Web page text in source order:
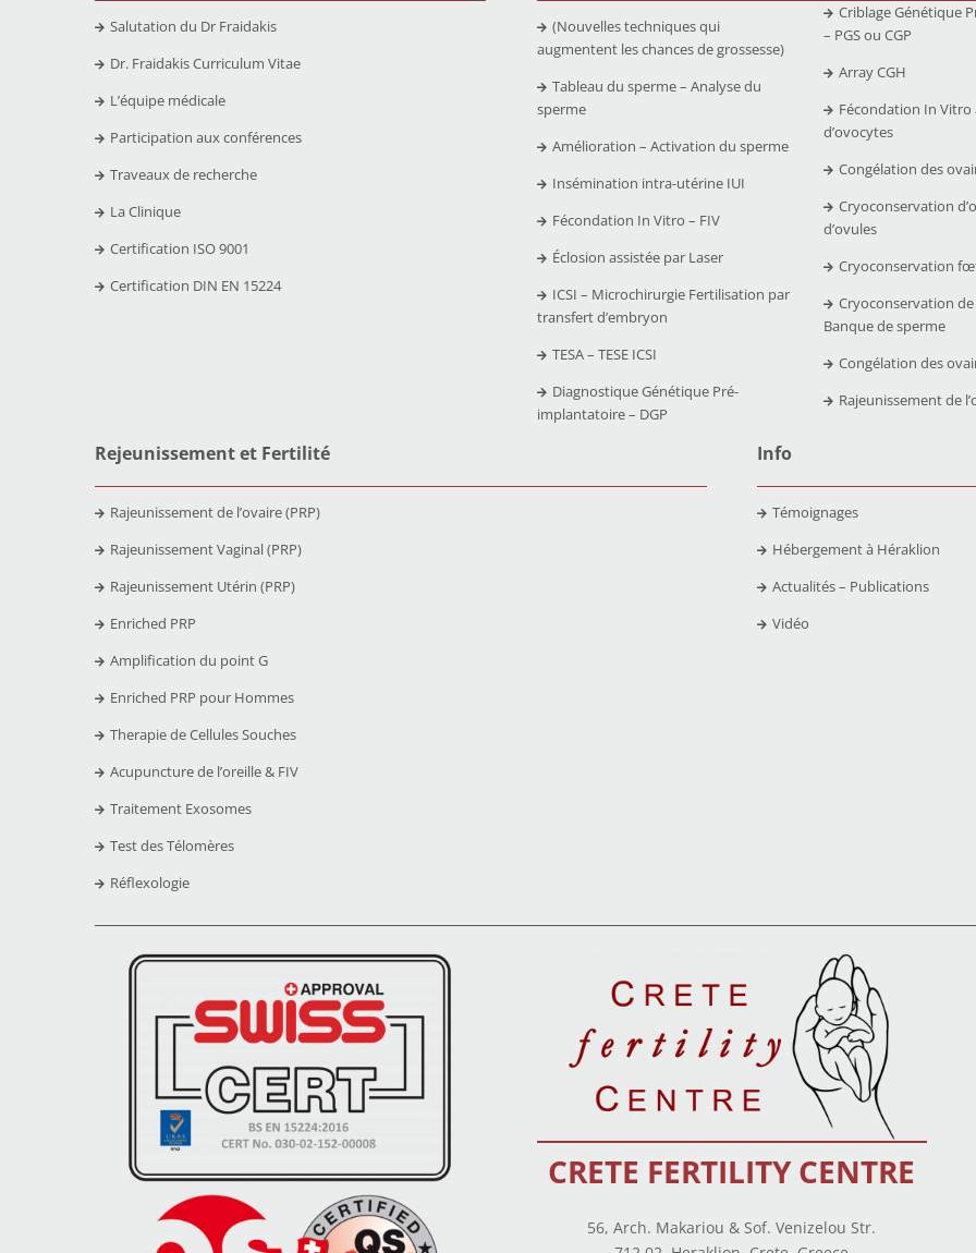
Salutation du Dr Fraidakis
Dr. Fraidakis Curriculum Vitae
L’équipe médicale
Participation aux conférences
Traveaux de recherche
La Clinique
Certification ISO 9001
Certification DIN EN 15224
(Nouvelles techniques qui
augmentent les chances de grossesse)
Tableau du sperme – Analyse du
sperme
Amélioration – Activation du sperme
Insémination intra-utérine IUI
Fécondation In Vitro – FIV
Éclosion assistée par Laser
ICSI – Microchirurgie Fertilisation par
transfert d’embryon
TESA – TESE ICSI
Diagnostique Génétique Pré-
implantatoire – DGP
Criblage Génétique
– PGS ou CGP
Array CGH
Fécondation In Vitro
d’ovocytes
Congélation des
Cryoconservation
d’ovules
Cryoconservation
Cryoconservation de
Banque de sperme
Congélation des
Rajeunissement de
Rejeunissement et Fertilité
Rajeunissement de l’ovaire (PRP)
Rajeunissement Vaginal (PRP)
Rajeunissement Utérin (PRP)
Enriched PRP
Amplification du point G
Enriched PRP pour Hommes
Therapie de Cellules Souches
Acupuncture de l’oreille & FIV
Traitement Exosomes
Test des Télomères
Réflexologie
Info
Témoignages
Hébergement à Héraklion
Actualités – Publications
Vidéo
CRETE FERTILITY CENTRE
56, Arch. Makariou & Sof. Venizelou Str.